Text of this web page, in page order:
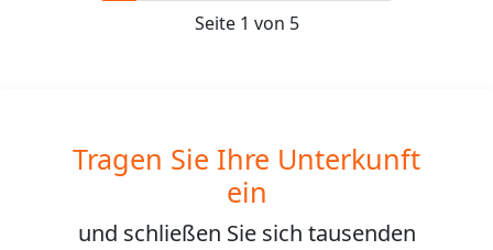
Seite 1 von 5
Tragen Sie Ihre Unterkunft
ein
und schließen Sie sich tausenden